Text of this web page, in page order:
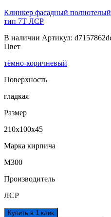
Клинкер фасадный
тип 7Т ЛСР
В наличии Артикул:
Цвет
тёмно-коричневый
Поверхность
гладкая
Размер
210х100х45
Марка кирпича
М300
Производитель
ЛСР
Купить в 1 клик